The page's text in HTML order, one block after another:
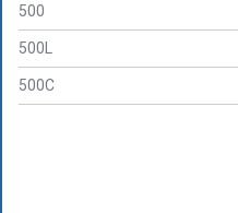
500
500L
500С